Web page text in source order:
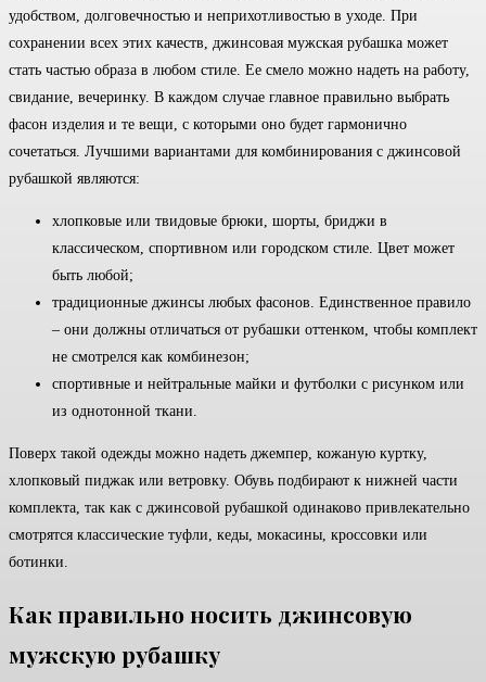
удобством, долговечностью и неприхотливостью в уходе. При
сохранении всех этих качеств, джинсовая мужская рубашка может
стать частью образа в любом стиле. Ее смело можно надеть на работу,
свидание, вечеринку. В каждом случае главное правильно выбрать
фасон изделия и те вещи, с которыми оно будет гармонично
сочетаться. Лучшими вариантами для комбинирования с джинсовой
рубашкой являются:
хлопковые или твидовые брюки, шорты, бриджи в
классическом, спортивном или городском стиле. Цвет может
быть любой;
традиционные джинсы любых фасонов. Единственное правило
– они должны отличаться от рубашки оттенком, чтобы комплект
не смотрелся как комбинезон;
спортивные и нейтральные майки и футболки с рисунком или
из однотонной ткани.
Поверх такой одежды можно надеть джемпер, кожаную куртку,
хлопковый пиджак или ветровку. Обувь подбирают к нижней части
комплекта, так как с джинсовой рубашкой одинаково привлекательно
смотрятся классические туфли, кеды, мокасины, кроссовки или
ботинки.
Как правильно носить джинсовую
мужскую рубашку